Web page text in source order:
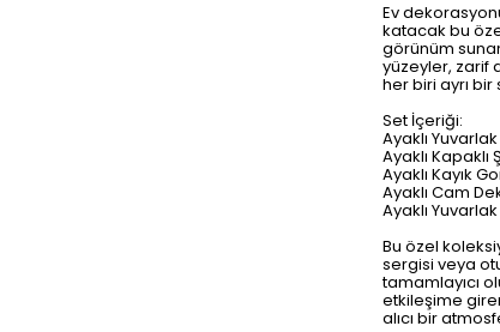
Ev
katacak bu
görünüm
yüzeyler, zarif
her biri ayrı
Set İçeriği:
Ayaklı
Ayaklı Kapaklı
Ayaklı Kayık
Ayaklı Cam
Ayaklı
Bu özel
sergisi veya
tamamlayıcı
etkileşime
alıcı bir